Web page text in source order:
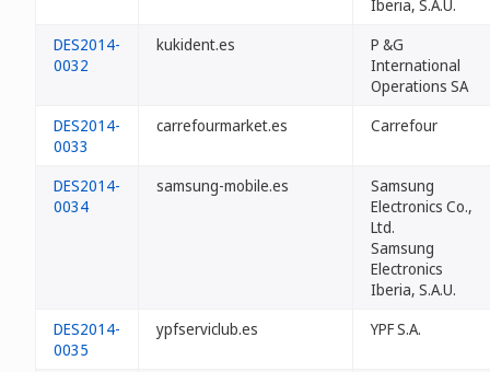
Iberia, S.A.U.
DES2014-
0032
kukident.es
P &G
International
Operations SA
DES2014-
0033
carrefourmarket.es Carrefour
DES2014-
0034
samsung-mobile.es
Samsung
Electronics Co.,
Ltd.
Samsung
Electronics
Iberia, S.A.U.
DES2014-
0035
ypfserviclub.es YPF S.A.